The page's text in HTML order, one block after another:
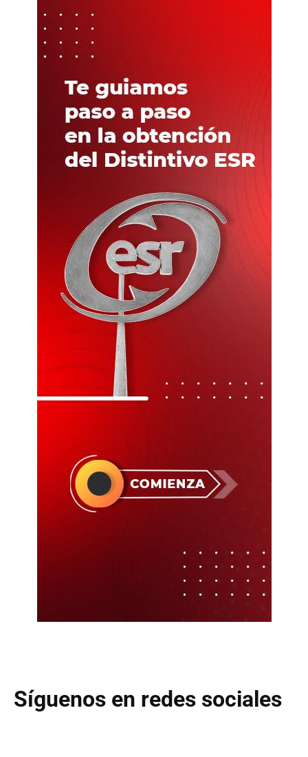
Síguenos en redes sociales